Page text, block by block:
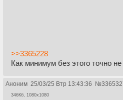
>>3365228
Как минимум без этого точно
Аноним 25/03/25 Втр 13:43:36 №
346Кб, 1080x1080